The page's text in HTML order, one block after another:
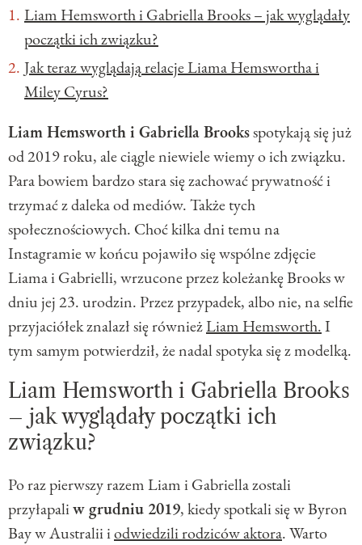
Liam Hemsworth i Gabriella Brooks – jak wyglądały
początki ich związku?
Jak teraz wyglądają relacje Liama Hemswortha i
Miley Cyrus?
Liam Hemsworth i Gabriella Brooksspotykają się już
od 2019 roku, ale ciągle niewiele wiemy o ich związku.
Para bowiem bardzo stara się zachować prywatność i
trzymać z daleka od mediów. Także tych
społecznościowych. Choć kilka dni temu na
Instagramie w końcu pojawiło się wspólne zdjęcie
Liama i Gabrielli, wrzucone przez koleżankę Brooks w
dniu jej 23. urodzin. Przez przypadek, albo nie, na selfie
przyjaciółek znalazł się równieżLiam Hemsworth.I
tym samym potwierdził, że nadal spotyka się z modelką.
Liam Hemsworth i Gabriella Brooks
– jak wyglądały początki ich
związku?
Po raz pierwszy razem Liam i Gabriella zostali
przyłapaliw grudniu 2019, kiedy spotkali się w Byron
Bay w Australii iodwiedzili rodziców aktora. Warto